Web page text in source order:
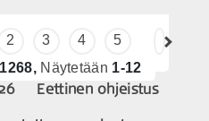
2 3 4
5
1268, Näytetään 1-12
Eettinen ohjeistus